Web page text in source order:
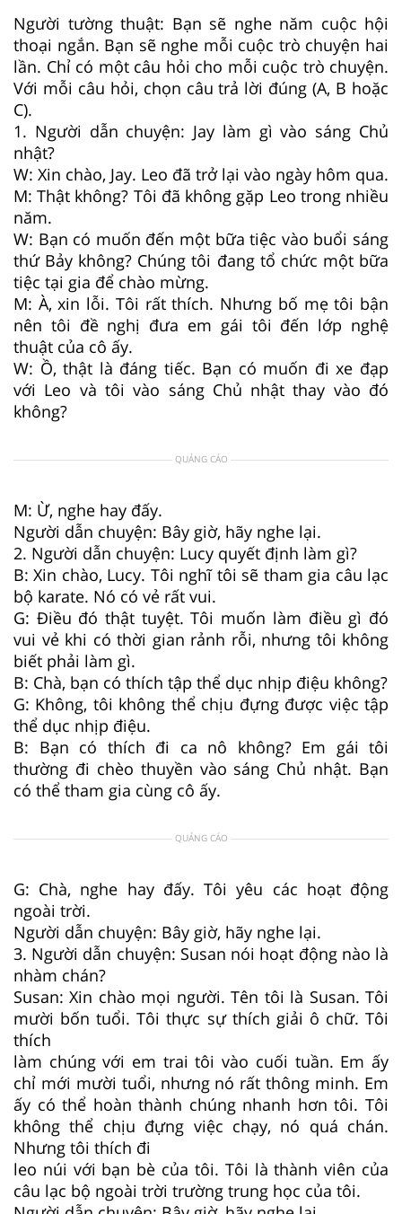
Người tường thuật: Bạn sẽ nghe năm cuộc hội
thoại ngắn. Bạn sẽ nghe mỗi cuộc trò chuyện hai
lần. Chỉ có một câu hỏi cho mỗi cuộc trò chuyện.
Với mỗi câu hỏi, chọn câu trả lời đúng (A, B hoặc
C).
1. Người dẫn chuyện: Jay làm gì vào sáng Chủ
nhật?
W: Xin chào, Jay. Leo đã trở lại vào ngày hôm qua.
M: Thật không? Tôi đã không gặp Leo trong nhiều
năm.
W: Bạn có muốn đến một bữa tiệc vào buổi sáng
thứ Bảy không? Chúng tôi đang tổ chức một bữa
tiệc tại gia để chào mừng.
M: À, xin lỗi. Tôi rất thích. Nhưng bố mẹ tôi bận
nên tôi đề nghị đưa em gái tôi đến lớp nghệ
thuật của cô ấy.
W: Ồ, thật là đáng tiếc. Bạn có muốn đi xe đạp
với Leo và tôi vào sáng Chủ nhật thay vào đó
không?
QUẢNG CÁO
M: Ừ, nghe hay đấy.
Người dẫn chuyện: Bây giờ, hãy nghe lại.
2. Người dẫn chuyện: Lucy quyết định làm gì?
B: Xin chào, Lucy. Tôi nghĩ tôi sẽ tham gia câu lạc
bộ karate. Nó có vẻ rất vui.
G: Điều đó thật tuyệt. Tôi muốn làm điều gì đó
vui vẻ khi có thời gian rảnh rỗi, nhưng tôi không
biết phải làm gì.
B: Chà, bạn có thích tập thể dục nhịp điệu không?
G: Không, tôi không thể chịu đựng được việc tập
thể dục nhịp điệu.
B: Bạn có thích đi ca nô không? Em gái tôi
thường đi chèo thuyền vào sáng Chủ nhật. Bạn
có thể tham gia cùng cô ấy.
QUẢNG CÁO
G: Chà, nghe hay đấy. Tôi yêu các hoạt động
ngoài trời.
Người dẫn chuyện: Bây giờ, hãy nghe lại.
3. Người dẫn chuyện: Susan nói hoạt động nào là
nhàm chán?
Susan: Xin chào mọi người. Tên tôi là Susan. Tôi
mười bốn tuổi. Tôi thực sự thích giải ô chữ. Tôi
thích
làm chúng với em trai tôi vào cuối tuần. Em ấy
chỉ mới mười tuổi, nhưng nó rất thông minh. Em
ấy có thể hoàn thành chúng nhanh hơn tôi. Tôi
không thể chịu đựng việc chạy, nó quá chán.
Nhưng tôi thích đi
leo núi với bạn bè của tôi. Tôi là thành viên của
câu lạc bộ ngoài trời trường trung học của tôi.